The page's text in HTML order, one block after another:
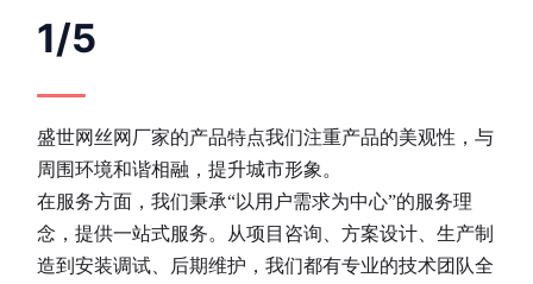
1/5
盛世网丝网厂家的产品特点我们注重产品的美观性，与
周围环境和谐相融，提升城市形象。
在服务方面，我们秉承“以用户需求为中心”的服务理
念，提供一站式服务。从项目咨询、方案设计、生产制
造到安装调试、后期维护，我们都有专业的技术团队全